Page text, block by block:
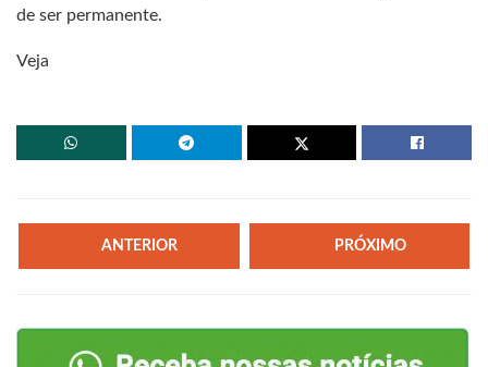
de ser permanente.
Veja
ANTERIOR PRÓXIMO